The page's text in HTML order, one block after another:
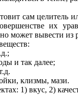
сам
их
может вывести из
и так далее;
клизмы, мази.
1) вкус, 2)